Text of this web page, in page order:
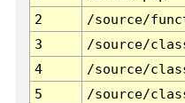
2
/source/
3
/source/
4
/source/
5
/source/